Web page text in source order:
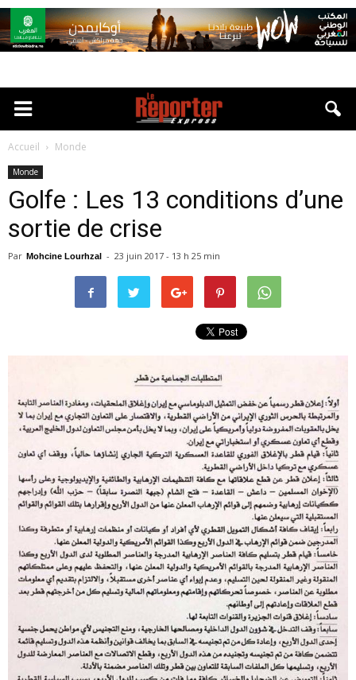
Accueil Monde
Monde
Golfe : Les 13 conditions d’une
sortie de crise
Par Mohcine Lourhzal - 23 juin 2017 - 13 h 25 min